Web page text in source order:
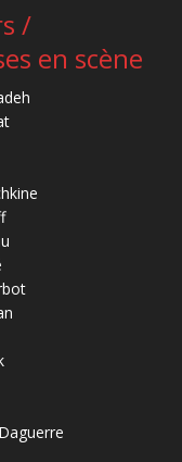
/
en scène